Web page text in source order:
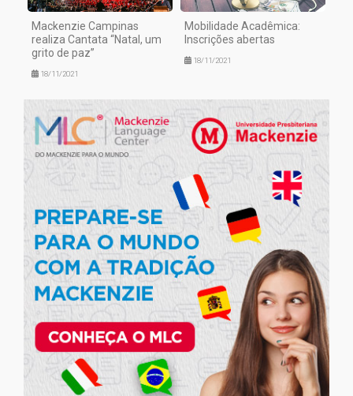
Mackenzie Campinas
realiza Cantata “Natal, um
grito de paz”
18/11/2021
Mobilidade Acadêmica:
Inscrições abertas
18/11/2021